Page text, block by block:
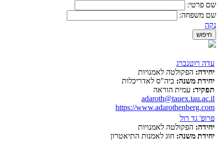
שם פרטי:
שם משפחה:
נקה
עדה רוטנברג
יחידה: הפקולטה לאמנויות
יחידת משנה: ביה"ס לאדריכלות
תפקיד: עמית הוראה
adaroth@tauex.tau.ac.il
https://www.adarothenberg.com
פרופ' גד רול
יחידה: הפקולטה לאמנויות
יחידת משנה: חוג לאמנות התיאטרון